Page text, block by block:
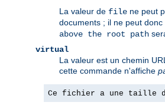
La valeur de file ne peut
documents ; il ne peut
above the root path
virtual
La valeur est un chemin
cette commande n'affiche
Ce fichier a une taille